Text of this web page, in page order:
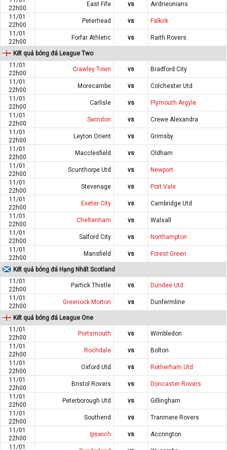
22h00
East Fife vs
Airdrieonians
11/01
22h00
Peterhead vs
Falkirk
11/01
22h00
Forfar Athletic vs Raith Rovers
Kết quả bóng đá League Two
11/01
22h00
Crawley Town vs
Bradford City
11/01
22h00
Morecambe vs
Colchester Utd
11/01
22h00
Carlisle vs
Plymouth Argyle
11/01
22h00
Swindon vs
Crewe Alexandra
11/01
22h00
Leyton Orient vs
Grimsby
11/01
22h00
Macclesfield vs
Oldham
11/01
22h00
Scunthorpe Utd vs
Newport
11/01
22h00
Stevenage vs
Port Vale
11/01
22h00
Exeter City vs
Cambridge Utd
11/01
22h00
Cheltenham vs
Walsall
11/01
22h00
Salford City vs
Northampton
11/01
22h00
Mansfield vs Forest Green
Kết quả bóng đá Hạng Nhất Scotland
11/01
22h00
Partick Thistle vs
Dundee Utd
11/01
22h00
Greenock Morton vs Dunfermline
Kết quả bóng đá League One
11/01
22h00
Portsmouth vs
Wimbledon
11/01
22h00
Rochdale vs
Bolton
11/01
22h00
Oxford Utd vs
Rotherham Utd
11/01
22h00
Bristol Rovers vs
Doncaster Rovers
11/01
22h00
Peterborough Utd vs
Gillingham
11/01
22h00
Southend vs
Tranmere Rovers
11/01
22h00
Ipswich vs
Accrington
11/01